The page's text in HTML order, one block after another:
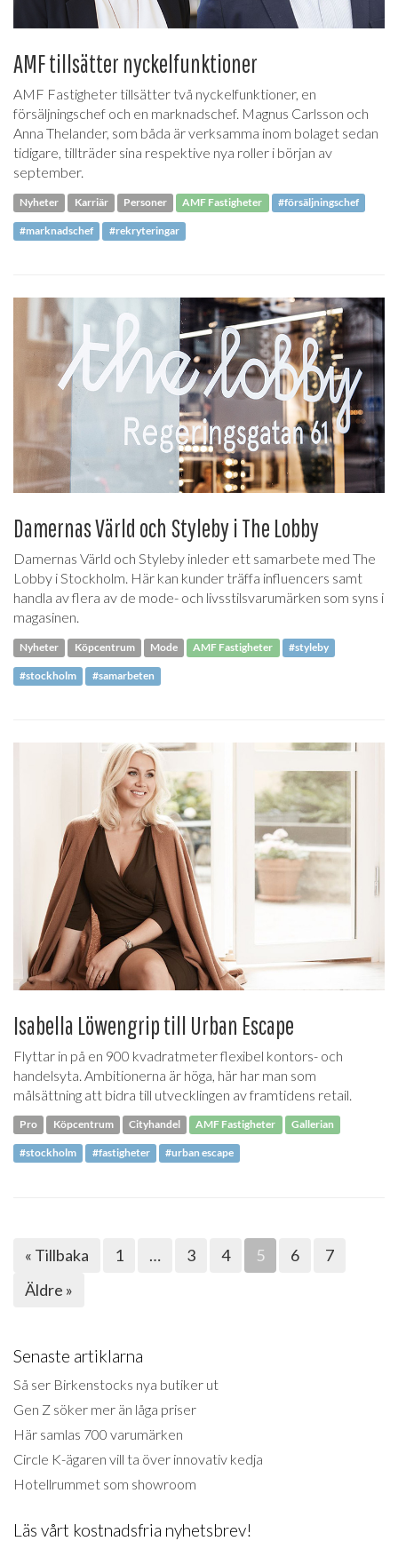
AMF tillsätter nyckelfunktioner
AMF Fastigheter tillsätter två nyckelfunktioner, en
försäljningschef och en marknadschef. Magnus Carlsson och
Anna Thelander, som båda är verksamma inom bolaget sedan
tidigare, tillträder sina respektive nya roller i början av
september.
Nyheter Karriär Personer AMF Fastigheter #försäljningschef
#marknadschef #rekryteringar
Damernas Värld och Styleby i The Lobby
Damernas Värld och Styleby inleder ett samarbete med The
Lobby i Stockholm. Här kan kunder träffa influencers samt
handla av flera av de mode- och livsstilsvarumärken som syns i
magasinen.
Nyheter Köpcentrum Mode AMF Fastigheter #styleby
#stockholm #samarbeten
Isabella Löwengrip till Urban Escape
Flyttar in på en 900 kvadratmeter flexibel kontors- och
handelsyta. Ambitionerna är höga, här har man som
målsättning att bidra till utvecklingen av framtidens retail.
Pro Köpcentrum Cityhandel AMF Fastigheter Gallerian
#stockholm #fastigheter #urban escape
« Tillbaka 1 … 3 4 5 6
7
Äldre »
Senaste artiklarna
Så ser Birkenstocks nya butiker ut
Gen Z söker mer än låga priser
Här samlas 700 varumärken
Circle K-ägaren vill ta över innovativ kedja
Hotellrummet som showroom
Läs vårt kostnadsfria nyhetsbrev!